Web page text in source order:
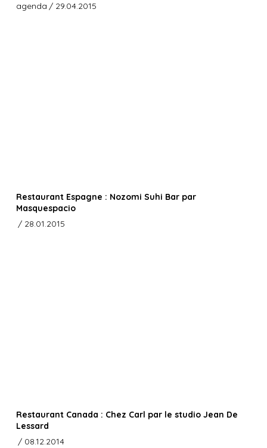
agenda / 29.04.2015
Restaurant Espagne : Nozomi Suhi Bar par
Masquespacio
/ 28.01.2015
Restaurant Canada : Chez Carl par le studio Jean De
Lessard
/ 08.12.2014